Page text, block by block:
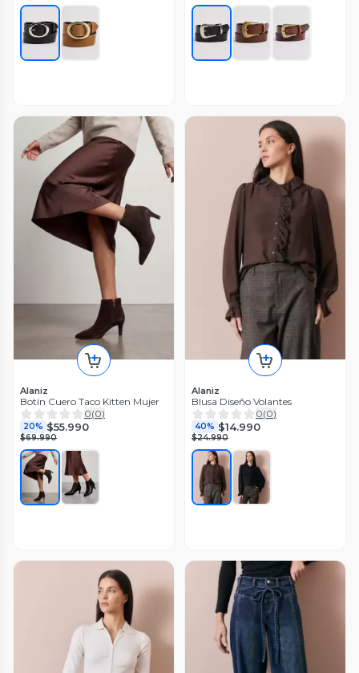
Alaniz
Botín Cuero Taco Kitten Mujer
0(0)
20% $55.990
$69.990
Alaniz
Blusa Diseño Volantes
0(0)
40% $14.990
$24.990